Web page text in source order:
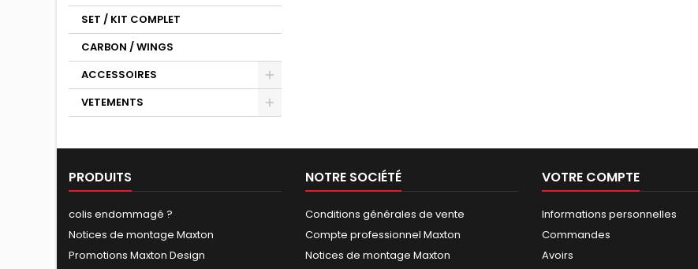
SET / KIT COMPLET
CARBON / WINGS
ACCESSOIRES
VETEMENTS
PRODUITS
colis endommagé ?
Notices de montage Maxton
Promotions Maxton Design
NOTRE SOCIÉTÉ
Conditions générales de vente
Compte professionnel Maxton
Notices de montage Maxton
VOTRE COMPTE
Informations personnelles
Commandes
Avoirs